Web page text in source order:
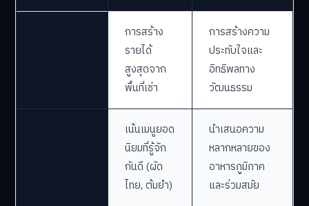
การสร้าง
รายได้
สูงสุดจาก
พื้นที่เช่า
การสร้างความ
ประทับใจและ
อิทธิพลทาง
วัฒนธรรม
เน้นเมนูยอด
นิยมที่รู้จัก
กันดี (ผัด
ไทย, ต้มยำ)
นำเสนอความ
หลากหลายของ
อาหารภูมิภาค
และร่วมสมัย